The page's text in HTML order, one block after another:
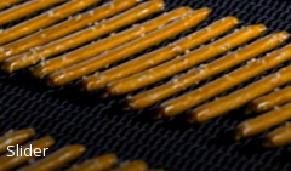
Slider